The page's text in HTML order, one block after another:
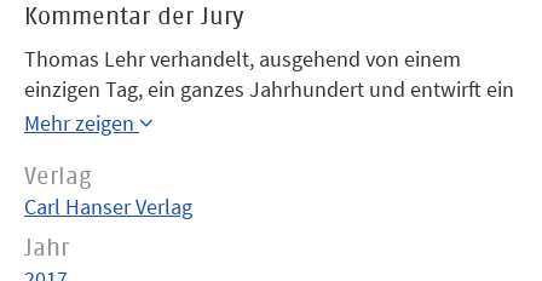
nicht nur eine künstlerische Lebensbilanz, sondern
die ihrer Zeit. Wie in Bildern einer Ausstellung erzählt
dieser Roman von den historischen Katastrophen und
von den privaten Verwicklungen dreier Menschen,
führt von den Schlachtfeldern des Ersten Weltkriegs
bis ins heutige Berlin.
Kommentar der Jury
Thomas Lehr verhandelt, ausgehend von einem
einzigen Tag, ein ganzes Jahrhundert und entwirft ein
Geschichtslabyrinth, in dem er die komplexen
im Wortsinn – neu zur Sprache bringt. Mit einer
Mischung aus spannender Erzählung, Reflexion und
ästhetischem Wagemut bricht er mit unseren
Wahrnehmungsmustern und macht die Literatur
Mehr zeigen
Verlag
Carl Hanser Verlag
Jahr